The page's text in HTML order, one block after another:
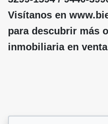
Visítanos en
para descubrir más
inmobiliaria en